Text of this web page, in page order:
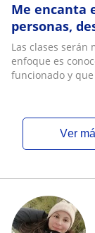
Me encanta
personas,
con THDA y
Las clases
enfoque es
funcionado y
ver